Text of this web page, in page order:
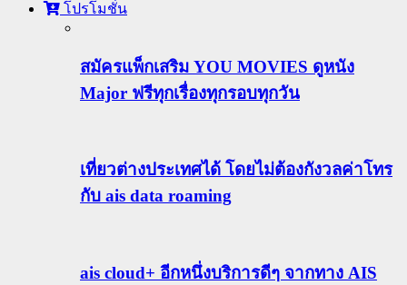
โปรโมชั่น
สมัครแพ็กเสริม YOU MOVIES ดูหนัง
Major ฟรีทุกเรื่องทุกรอบทุกวัน
เที่ยวต่างประเทศได้ โดยไม่ต้องกังวลค่าโทร
กับ ais data roaming
ais cloud+ อีกหนึ่งบริการดีๆ จากทาง AIS